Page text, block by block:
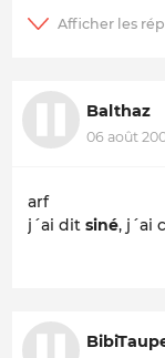
Balthaz
06 août
arf
j´ai dit siné, j´ai